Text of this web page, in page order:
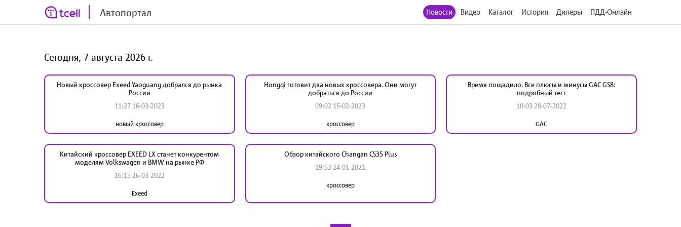
Автопортал Новости Видео Каталог История Дилеры ПДД-Онлайн
Сегодня, 7 августа 2026 г.
Новый кроссовер Exeed Yaoguang добрался до рынка
России
11:27 16-03-2023
новый кроссовер
Hongqi готовит два новых кроссовера. Они могут
добраться до России
09:02 15-02-2023
кроссовер
Время пощадило. Все плюсы и минусы GAC GS8:
подробный тест
10:03 28-07-2022
GAC
Китайский кроссовер EXEED LX станет конкурентом
моделям Volkswagen и BMW на рынке РФ
16:15 26-03-2022
Exeed
Обзор китайского Changan CS35 Plus
19:53 24-01-2021
кроссовер